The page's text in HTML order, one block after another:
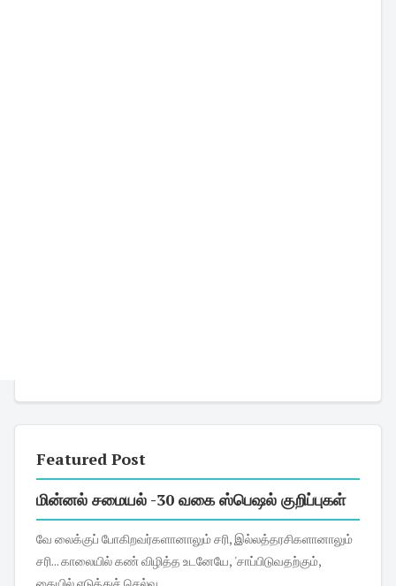
Featured Post
மின்னல் சமையல் -30 வகை ஸ்பெஷல் குறிப்புகள்
வே லைக்குப் போகிறவர்களானாலும் சரி, இல்லத்தரசிகளானாலும்
சரி... காலையில் கண் விழித்த உடனேயே, 'சாப்பிடுவதற்கும்,
கையில் எடுத்துச் செல்வ...